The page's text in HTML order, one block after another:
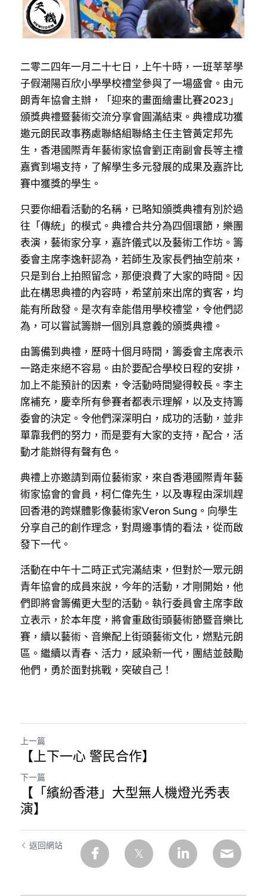
真相直擊
黃萬成專欄
高松傑專欄
林伯強專欄
馮煒光專欄
趙處機專欄
KOL 精選
大衛sir專欄
曾子晴 - 晴深直說
龔靜儀大律師專欄
陳貴春大律師專欄
陳子遷律師專欄
羅浚軒專欄
溫志倫專欄
汪明欣專欄
張美雄專欄
莊豪鋒專欄
香港科技專上書院｜專欄
支聯會案
親子
投稿熱線
支持讚助
條款及細則
關於我們
繁體中文
English
二零二四年一月二十七日，上午十時，一班莘莘學
子假潮陽百欣小學學校禮堂參與了一場盛會。由元
朗青年協會主辦，「迎來的畫面繪畫比賽2023」
頒獎典禮暨藝術交流分享會圓滿結束。典禮成功獲
邀元朗民政事務處聯絡組聯絡主任主管黃定邦先
生，香港國際青年藝術家協會劉正南副會長等主禮
嘉賓到場支持，了解學生多元發展的成果及嘉許比
賽中獲獎的學生。
只要你細看活動的名稱，已略知頒獎典禮有別於過
往「傳統」的模式。典禮合共分為四個環節，樂團
表演，藝術家分享，嘉許儀式以及藝術工作坊。籌
委會主席李逸軒認為，若師生及家長們抽空前來，
只是到台上拍照留念，那便浪費了大家的時間。因
此在構思典禮的內容時，希望前來出席的賓客，均
能有所啟發。是次有幸能借用學校禮堂，令他們認
為，可以嘗試籌辦一個別具意義的頒獎典禮。
由籌備到典禮，歷時十個月時間，籌委會主席表示
一路走來絕不容易。由於要配合學校日程的安排，
加上不能預計的因素，令活動時間變得較長。李主
席補充，慶幸所有參賽者都表示理解，以及支持籌
委會的決定。令他們深深明白，成功的活動，並非
單靠我們的努力，而是要有大家的支持，配合，活
動才能辦得有聲有色。
典禮上亦邀請到兩位藝術家，來自香港國際青年藝
術家協會的會員，柯仁偉先生，以及專程由深圳趕
回香港的跨媒體影像藝術家Veron Sung。向學生
分享自己的創作理念，對周邊事情的看法，從而啟
發下一代。
活動在中午十二時正式完滿結束，但對於一眾元朗
青年協會的成員來說，今年的活動，才剛開始，他
們即將會籌備更大型的活動。執行委員會主席李啟
立表示，於本年度，將會重啟街頭藝術節暨音樂比
賽，續以藝術、音樂配上街頭藝術文化，燃點元朗
區。繼續以青春、活力，感染新一代，團結並鼓勵
他們，勇於面對挑戰，突破自己！
上一篇
【上下一心 警民合作】
下一篇
【「繽紛香港」大型無人機燈光秀表
演】
返回網站